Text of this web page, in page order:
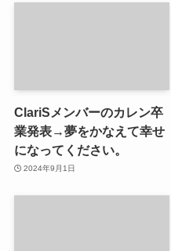
ClariSメンバーのカレン卒
業発表→夢をかなえて幸せ
になってください。
2024年9月1日